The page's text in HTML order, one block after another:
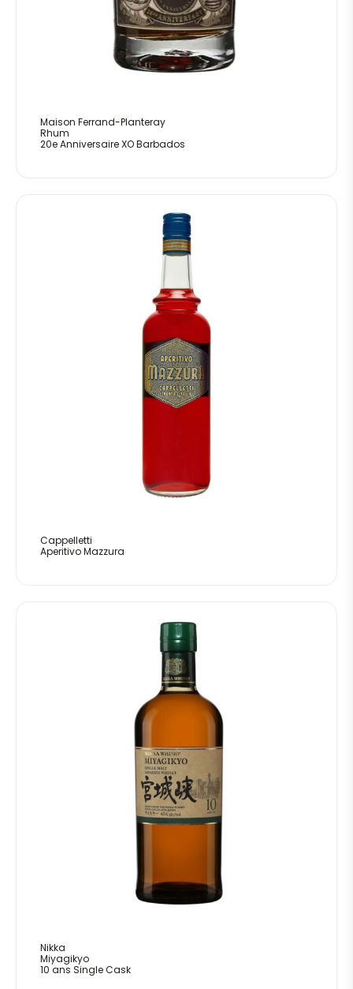
Maison Ferrand-Planteray
Rhum
20e Anniversaire XO Barbados
Cappelletti
Aperitivo Mazzura
Nikka
Miyagikyo
10 ans Single Cask